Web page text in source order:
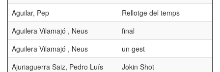
Aguilar, Pep
Rellotge del temps
Aguilera Vilamajó , Neus
final
Aguilera Vilamajó , Neus
un gest
Ajuriaguerra Saiz, Pedro Luís
Jokin Shot